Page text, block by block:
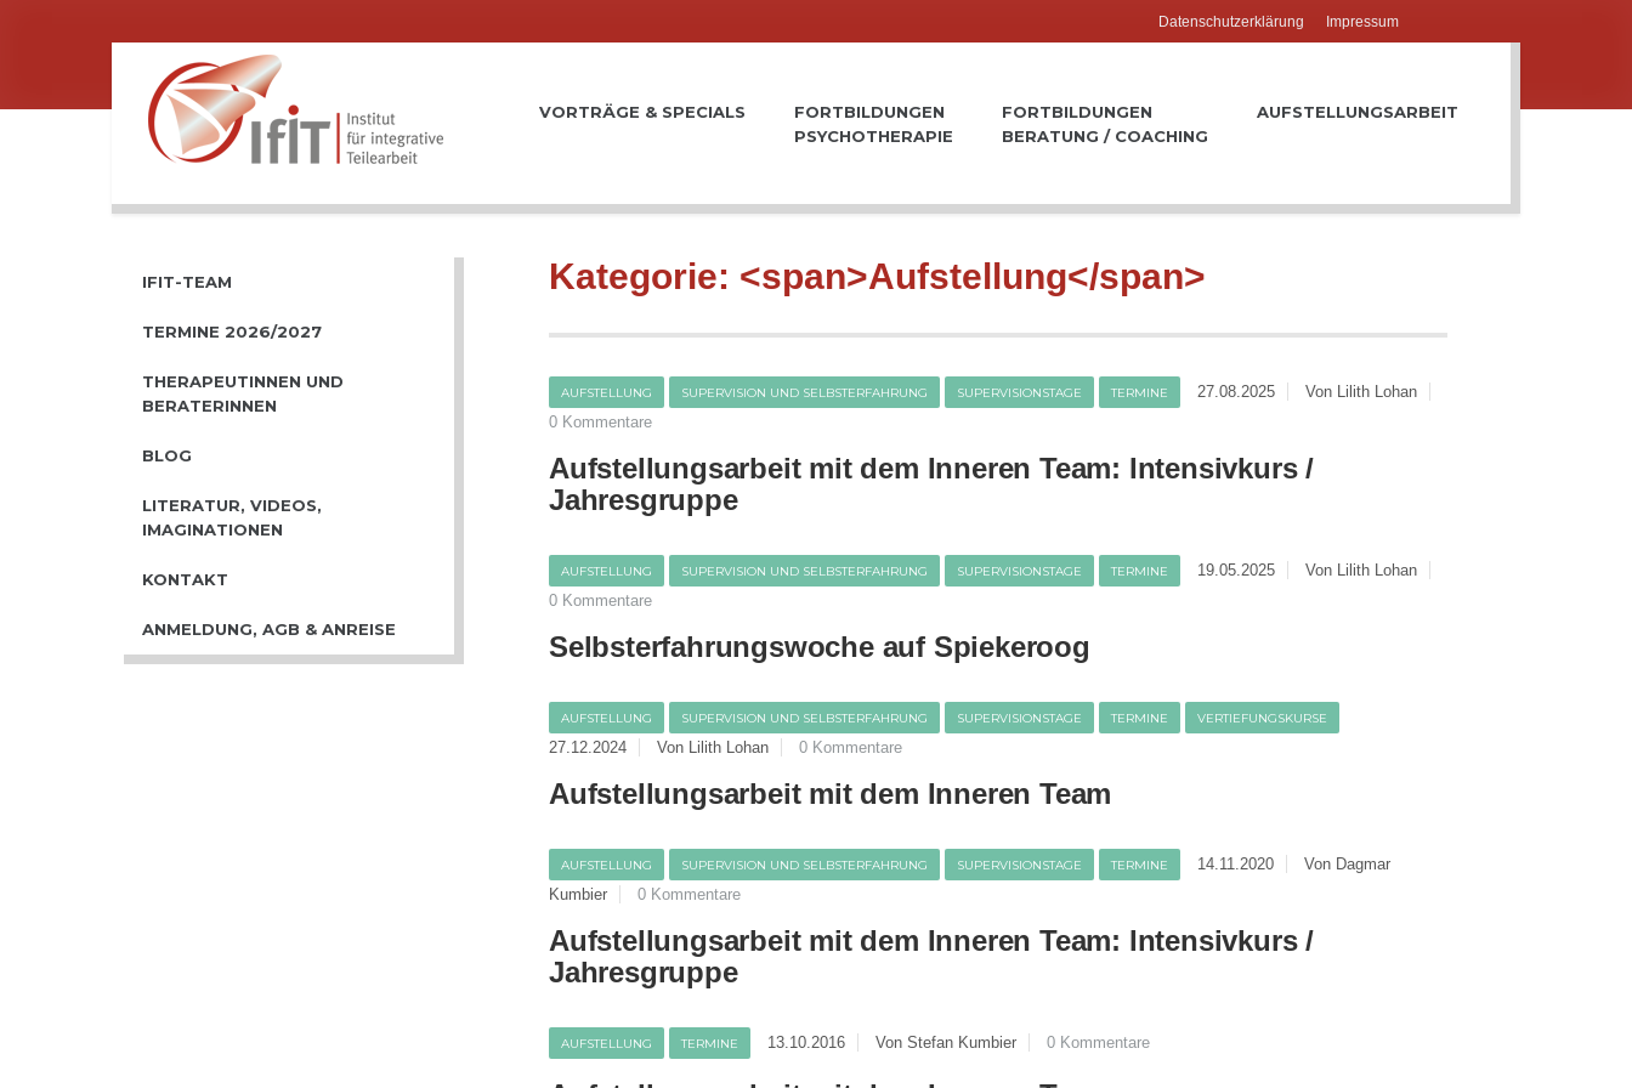
Datenschutzerklärung Impressum
VORTRÄGE & SPECIALS
FORTBILDUNGEN
PSYCHOTHERAPIE
FORTBILDUNGEN
BERATUNG / COACHING
AUFSTELLUNGSARBEIT
Kategorie: <span>Aufstellung</span>
AUFSTELLUNG SUPERVISION UND SELBSTERFAHRUNG SUPERVISIONSTAGE TERMINE 27.08.2025
Von Lilith Lohan
0 Kommentare
Aufstellungsarbeit mit dem Inneren Team: Intensivkurs /
Jahresgruppe
AUFSTELLUNG SUPERVISION UND SELBSTERFAHRUNG SUPERVISIONSTAGE TERMINE 19.05.2025
Von Lilith Lohan
0 Kommentare
Selbsterfahrungswoche auf Spiekeroog
AUFSTELLUNG SUPERVISION UND SELBSTERFAHRUNG SUPERVISIONSTAGE TERMINE VERTIEFUNGSKURSE
27.12.2024 Von Lilith Lohan 0 Kommentare
Aufstellungsarbeit mit dem Inneren Team
AUFSTELLUNG SUPERVISION UND SELBSTERFAHRUNG SUPERVISIONSTAGE TERMINE 14.11.2020
Von Dagmar
Kumbier
0 Kommentare
Aufstellungsarbeit mit dem Inneren Team: Intensivkurs /
Jahresgruppe
AUFSTELLUNG TERMINE 13.10.2016 Von Stefan Kumbier 0 Kommentare
IFIT-TEAM
TERMINE 2026/2027
THERAPEUTINNEN UND
BERATERINNEN
BLOG
LITERATUR, VIDEOS,
IMAGINATIONEN
KONTAKT
ANMELDUNG, AGB & ANREISE